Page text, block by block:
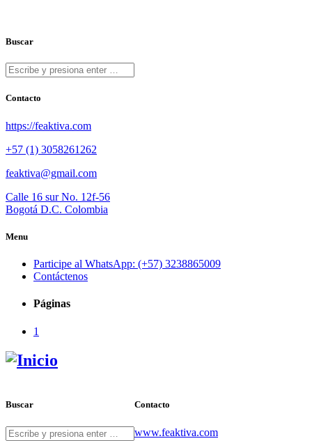
Buscar
Contacto
https://feaktiva.com
+57 (1) 3058261262
feaktiva@gmail.com
Calle 16 sur No. 12f-56
Bogotá D.C. Colombia
Menu
Participe al WhatsApp: (+57) 3238865009
Contáctenos
Páginas
1
Buscar Contacto
www.feaktiva.com